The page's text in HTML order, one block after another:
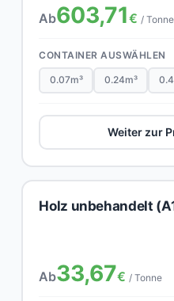
Ab603,71€ / Tonne
CONTAINER AUSWÄHLEN
0.07m³ 0.24m³
Weiter zur
Holz unbehandelt
Ab33,67€ / Tonne